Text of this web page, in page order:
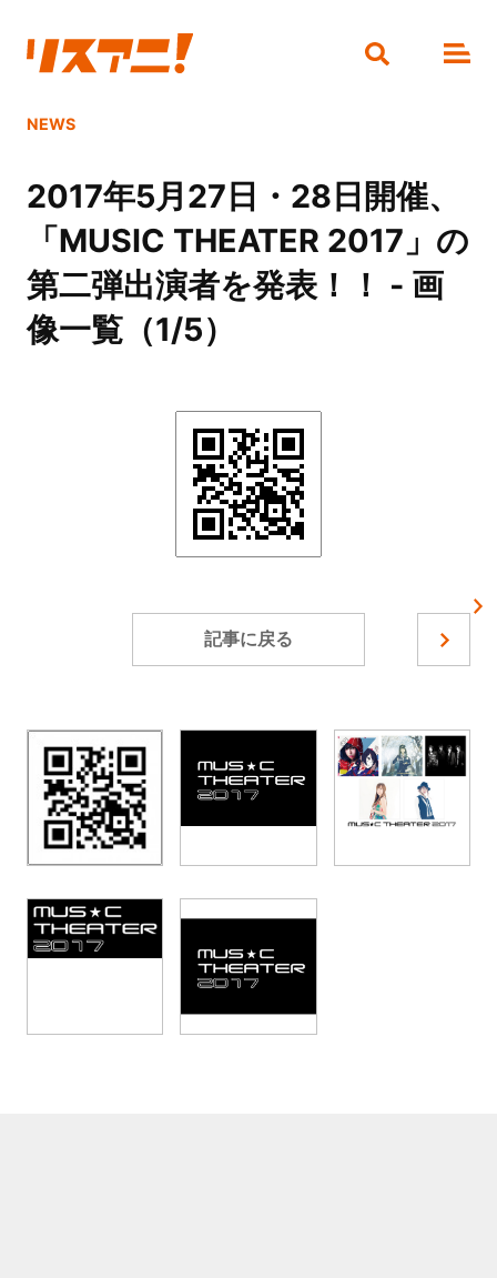
NEWS
2017年5月27日・28日開催、
「MUSIC THEATER 2017」の
第二弾出演者を発表！！ - 画
像一覧（1/5）
記事に戻る